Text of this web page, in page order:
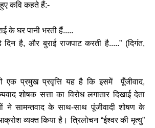
कवि कहते हैं:-
के घर पानी भरती हैं.....
है, और बुराई राजपाट करती है.....” (दिगंत,
एक प्रमुख प्रवृत्ति यह है कि इसमें पूँजीवाद,
शोषक सत्ता का विरोध लगातार दिखाई देता
ने सामन्तवाद के साथ-साथ पूंजीवादी शोषण के
व्यक्त किया है। त्रिलोचन “ईश्वर की मृत्यु”